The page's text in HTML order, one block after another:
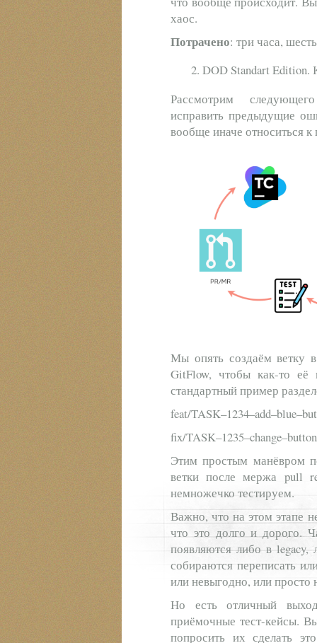
хаос.
Потрачено: три часа,
DOD Standart
Рассмотрим
исправить предыдущие
вообще иначе относиться к
Мы опять создаём ветку
GitFlow, чтобы как-то её
стандартный пример
feat/
fix/
Этим простым манёвром
ветки после мержа pull
немножечко тестируем.
Важно, что на этом этапе
что это долго и дорого.
появляются либо в legacy,
собираются переписать
или невыгодно, или просто
Но есть отличный
приёмочные тест-кейсы.
попросить их сделать